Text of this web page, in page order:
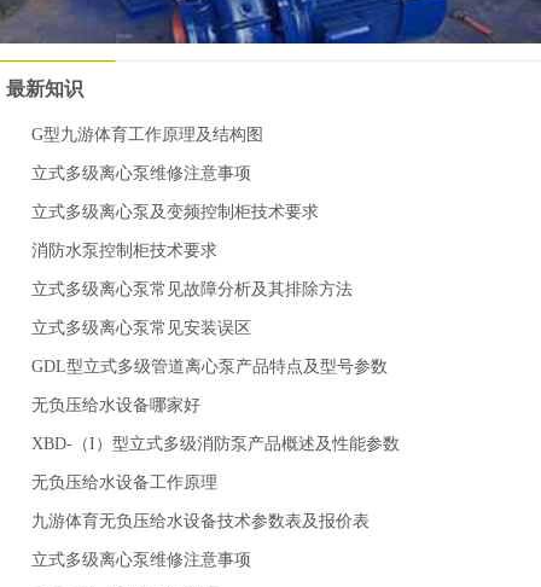
最新知识
G型九游体育工作原理及结构图
立式多级离心泵维修注意事项
立式多级离心泵及变频控制柜技术要求
消防水泵控制柜技术要求
立式多级离心泵常见故障分析及其排除方法
立式多级离心泵常见安装误区
GDL型立式多级管道离心泵产品特点及型号参数
无负压给水设备哪家好
XBD-（I）型立式多级消防泵产品概述及性能参数
无负压给水设备工作原理
九游体育无负压给水设备技术参数表及报价表
立式多级离心泵维修注意事项